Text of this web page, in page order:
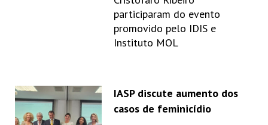
participaram do evento
promovido pelo IDIS e
Instituto MOL
IASP discute aumento dos
casos de feminicídio